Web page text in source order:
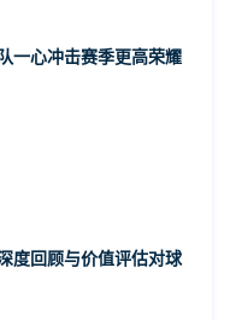
一心冲击赛季更高荣耀
度回顾与价值评估对球